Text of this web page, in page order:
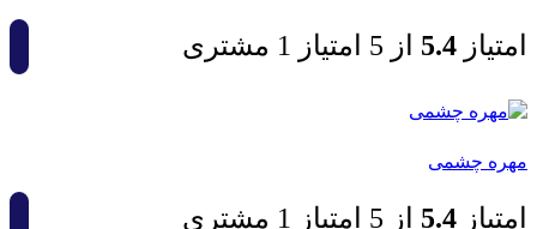
امتیاز 4.5 از 5 امتیاز 1 مشتری
مهره چشمی
امتیاز 4.5 از 5 امتیاز 1 مشتری